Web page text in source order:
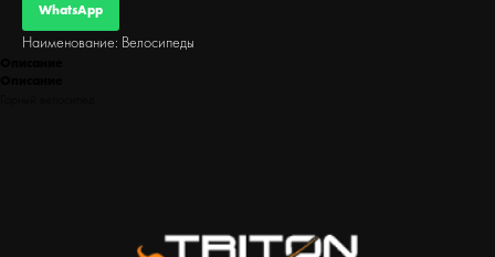
WhatsApp
Наименование: Велосипеды